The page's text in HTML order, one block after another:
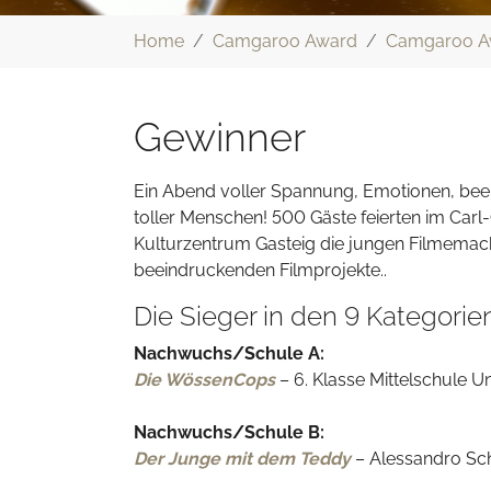
Home Camgaroo Award Camgaroo
Gewinner
Ein Abend voller Spannung, Emotionen,
toller Menschen! 500 Gäste feierten im
Kulturzentrum Gasteig die jungen
beeindruckenden Filmprojekte..
Die Sieger in den 9
Nachwuchs/Schule A:
Die WössenCops– 6. Klasse Mittelschule
Nachwuchs/Schule B:
Der Junge mit dem Teddy– Alessandro